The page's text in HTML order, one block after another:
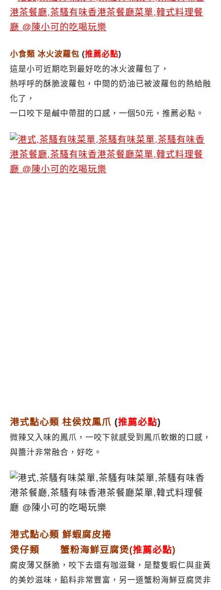
小食類 冰火波蘿包 (推薦必點)
這是小可近期吃到最好吃的冰火波蘿包了，
熱呼呼的酥脆波蘿包，中間的奶油已被波蘿包的熱給融
化了，
一口咬下是鹹中帶甜的口感，一個50元，推薦必點。
港式點心類 柱侯炆鳳爪 (推薦必點)
微辣又入味的鳳爪，一咬下就感受到鳳爪軟嫩的口感，
與醬汁非常融合，好吃。
港式點心類 鮮蝦腐皮捲
煲仔類 蟹粉海鮮豆腐煲(推薦必點)
腐皮薄又酥脆，咬下去還有咖滋聲， 是整隻蝦仁與韭黃
的美妙滋味， 餡料非常豐富， 另一道蟹粉海鮮豆腐煲非